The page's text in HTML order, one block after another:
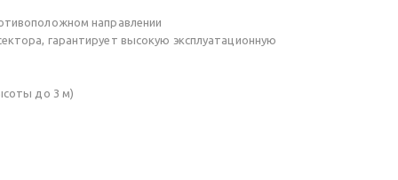
направлении
гарантирует высокую эксплуатационную
до 3 м)